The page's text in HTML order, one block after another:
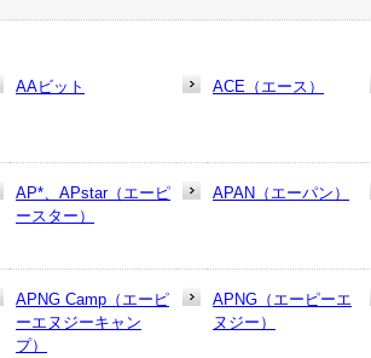
AAビット ACE（エース）
AP*、APstar（エーピ
ースター）
APAN（エーパン）
APNG Camp（エーピ
ーエヌジーキャン
プ）
APNG（エーピーエ
ヌジー）